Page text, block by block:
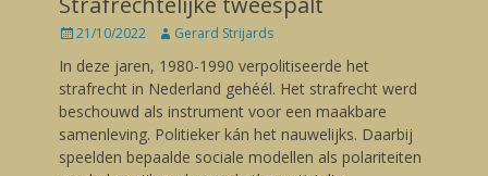
Posted
21/10/2022 Author
Gerard Strijards
In deze jaren, 1980-1990 verpolitiseerde het
strafrecht in Nederland gehéél. Het strafrecht werd
beschouwd als instrument voor een maakbare
samenleving. Politieker kán het nauwelijks. Daarbij
speelden bepaalde sociale modellen als polariteiten